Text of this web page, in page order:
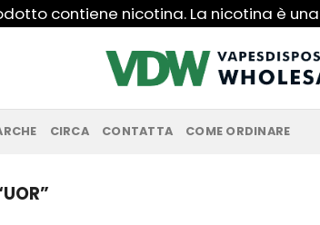
contiene nicotina. La nicotina è
CIRCA CONTATTA COME ORDINARE